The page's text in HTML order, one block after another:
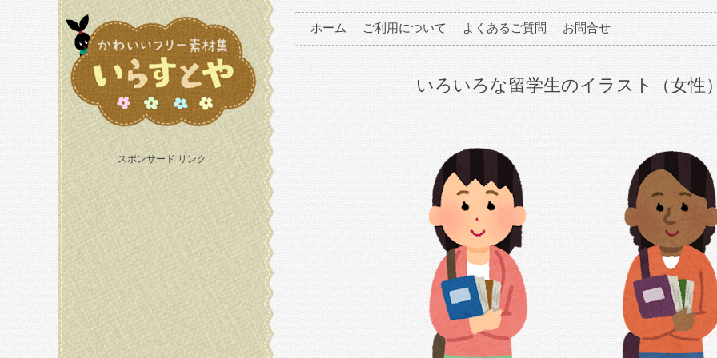
スポンサード リンク
ホーム ご利用について よくあるご質問 お問合せ
いろいろな留学生のイラスト（女性